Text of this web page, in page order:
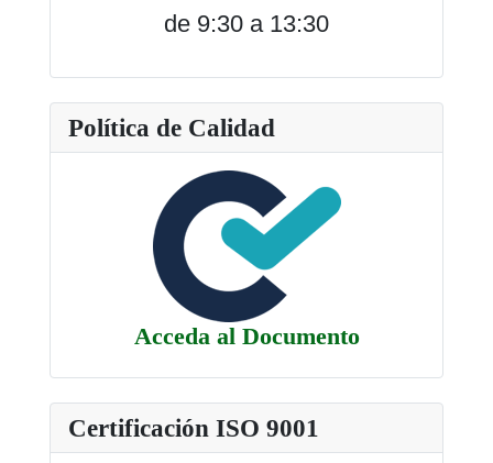
de 9:30 a 13:30
Política de Calidad
Acceda al Documento
Certificación ISO 9001